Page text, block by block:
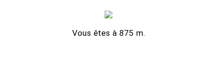
Vous êtes à 875 m.